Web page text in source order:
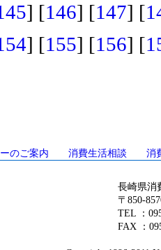
] [146] [147] [
] [155] [156] [
のご案内 消費生活相談 消
長崎県消
〒850-
TEL ：
FAX ：